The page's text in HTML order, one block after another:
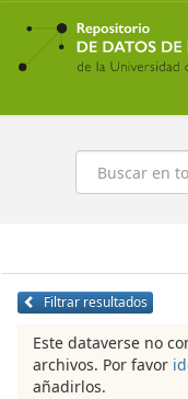
Ir
contenido
principal
Buscar
Filtrar resultados
Este dataverse no
archivos. Por favor
añadirlos.